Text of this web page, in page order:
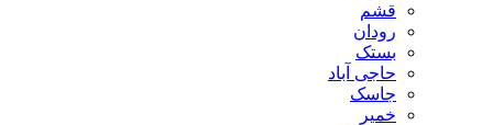
قشم
رودان
بستک
حاجی آباد
جاسک
خمیر